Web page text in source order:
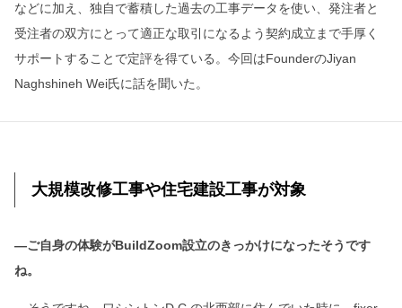
などに加え、独自で蓄積した過去の工事データを使い、発注者と
受注者の双方にとって適正な取引になるよう契約成立まで手厚く
サポートすることで定評を得ている。今回はFounderのJiyan
Naghshineh Wei氏に話を聞いた。
大規模改修工事や住宅建設工事が対象
―ご自身の体験がBuildZoom設立のきっかけになったそうです
ね。